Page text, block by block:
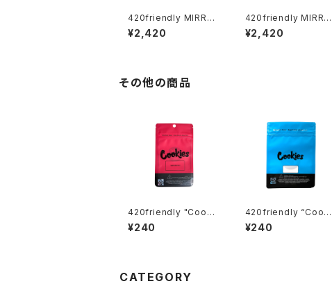
420friendly MIRRO
R SNUFF KIT (ミラー
スナッフキット)
¥2,420
420friendly MIRRO
R SNUFF KIT (ミラー
スナッフキット)
¥2,420
その他の商品
420friendly "Cooki
es CA Mylar Bag – R
ED / 7g" クッキー マイ
¥240
420friendly “Cooki
es CA Mylar Bag – B
LUE / 28g” クッキー
¥240
CATEGORY